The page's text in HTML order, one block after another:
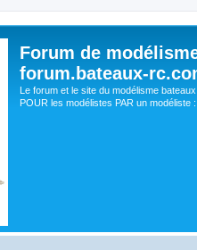
Forum de
forum.bateaux-
Le forum et le site du modélisme
POUR les modélistes PAR un modéliste